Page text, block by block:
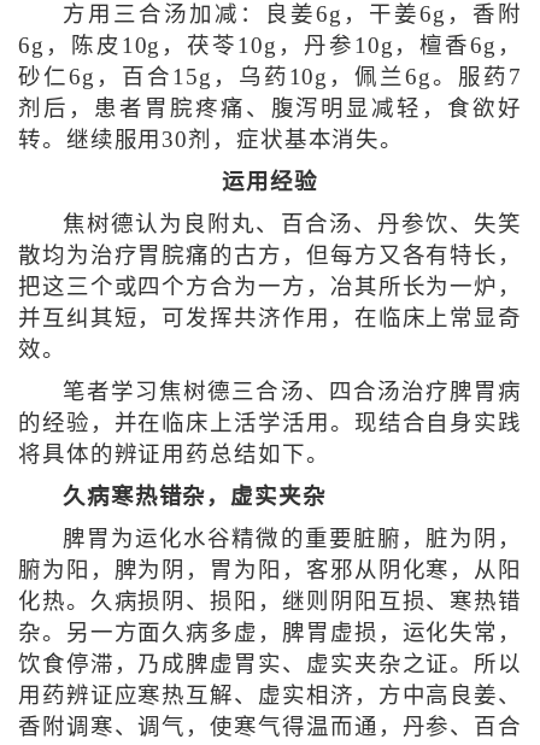
方用三合汤加减：良姜6g，干姜6g，香附
6g，陈皮10g，茯苓10g，丹参10g，檀香6g，
砂仁6g，百合15g，乌药10g，佩兰6g。服药7
剂后，患者胃脘疼痛、腹泻明显减轻，食欲好
转。继续服用30剂，症状基本消失。
运用经验
焦树德认为良附丸、百合汤、丹参饮、失笑
散均为治疗胃脘痛的古方，但每方又各有特长，
把这三个或四个方合为一方，冶其所长为一炉，
并互纠其短，可发挥共济作用，在临床上常显奇
效。
笔者学习焦树德三合汤、四合汤治疗脾胃病
的经验，并在临床上活学活用。现结合自身实践
将具体的辨证用药总结如下。
久病寒热错杂，虚实夹杂
脾胃为运化水谷精微的重要脏腑，脏为阴，
腑为阳，脾为阴，胃为阳，客邪从阴化寒，从阳
化热。久病损阴、损阳，继则阴阳互损、寒热错
杂。另一方面久病多虚，脾胃虚损，运化失常，
饮食停滞，乃成脾虚胃实、虚实夹杂之证。所以
用药辨证应寒热互解、虚实相济，方中高良姜、
香附调寒、调气，使寒气得温而通，丹参、百合